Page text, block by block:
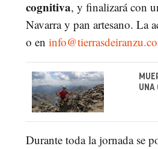
cognitiva, y finalizará con
Navarra y pan artesano. La
o en
UNA
Durante toda la jornada se